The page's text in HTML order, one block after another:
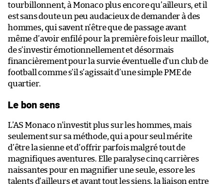
tourbillonnent, à Monaco plus encore qu’ailleurs, et il
est sans doute un peu audacieux de demander à des
hommes, qui savent n’être que de passage avant
même d’avoir enfilé pour la première fois leur maillot,
de s’investir émotionnellement et désormais
financièrement pour la survie éventuelle d’un club de
football comme s’il s’agissait d’une simple PME de
quartier.
Le bon sens
L’AS Monaco n’investit plus sur les hommes, mais
seulement sur sa méthode, qui a pour seul mérite
d’être la sienne et d’offrir parfois malgré tout de
magnifiques aventures. Elle paralyse cinq carrières
naissantes pour en magnifier une seule, essore les
talents d’ailleurs et avant tout les siens, la liaison entre